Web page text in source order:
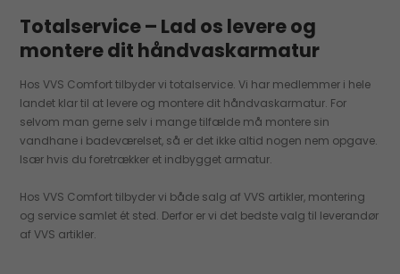
Totalservice – Lad os levere og
montere dit håndvaskarmatur
Hos VVS Comfort tilbyder vi totalservice. Vi har medlemmer i hele
landet klar til at levere og montere dit håndvaskarmatur. For
selvom man gerne selv i mange tilfælde må montere sin
vandhane i badeværelset, så er det ikke altid nogen nem opgave.
Især hvis du foretrækker et indbygget armatur.
Hos VVS Comfort tilbyder vi både salg af VVS artikler, montering
og service samlet ét sted. Derfor er vi det bedste valg til leverandør
af VVS artikler.